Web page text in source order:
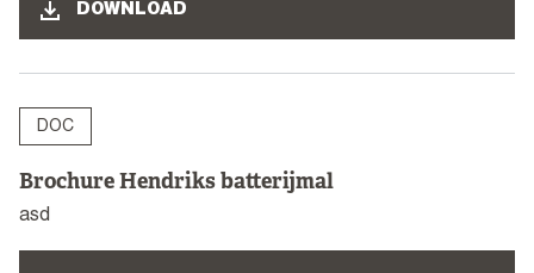
DOWNLOAD
DOC
Brochure Hendriks batterijmal
asd